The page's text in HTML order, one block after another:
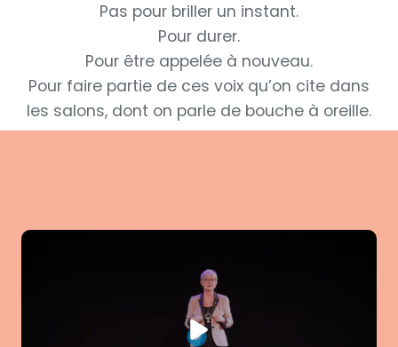
Pas pour briller un instant.
Pour durer.
Pour être appelée à nouveau.
Pour faire partie de ces voix qu’on cite dans
les salons, dont on parle de bouche à oreille.